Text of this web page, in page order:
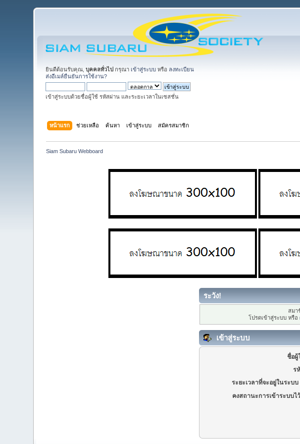
ยินดีต้อนรับคุณ,บุคคลทั่วไป กรุณา เข้าสู่ระบบ หรือ ลงทะเบียน
ส่งอีเมล์ยืนยันการใช้งาน?
เข้าสู่ระบบด้วยชื่อผู้ใช้ รหัสผ่าน และระยะเวลาในเซสชั่น
หน้าแรก ช่วยเหลือ ค้นหา เข้าสู่ระบบ สมัครสมาชิก
Siam Subaru Webboard
ระวัง!
สมา
โปรดเข้าสู่ระบบ หรือ
เข้าสู่ระบบ
ชื่อผู้
ร
ระยะเวลาที่จะอยู่ในระบ
คงสถานะการเข้าระบบไ